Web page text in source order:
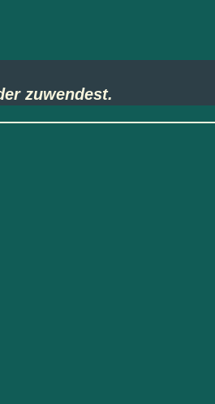
zuwendest.